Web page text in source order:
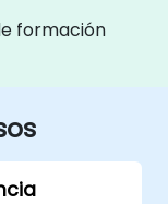
formación